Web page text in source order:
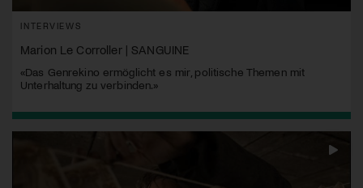
INTERVIEWS
Marion Le Corroller | SANGUINE
«Das Genrekino ermöglicht es mir, politische Themen mit
Unterhaltung zu verbinden.»